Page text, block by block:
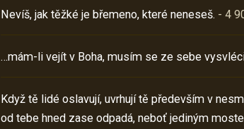
Nevíš, jak těžké je břemeno, které neneseš. - 4
…mám-li vejít v Boha, musím se ze sebe
Když tě lidé oslavují, uvrhují tě především v
od tebe hned zase odpadá, neboť jediným